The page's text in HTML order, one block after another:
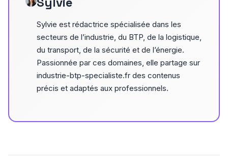
Sylvie est rédactrice spécialisée dans les
secteurs de l’industrie, du BTP, de la logistique,
du transport, de la sécurité et de l’énergie.
Passionnée par ces domaines, elle partage sur
industrie-btp-specialiste.fr des contenus
précis et adaptés aux professionnels.